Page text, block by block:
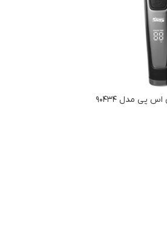
پی مدل ۹۰۴۳۴